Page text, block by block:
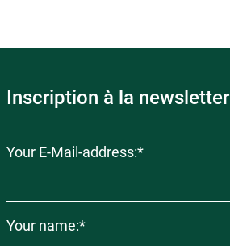
Inscription à la newsletter
Champ
Your E-Mail-address:*
Champ
Your name:*